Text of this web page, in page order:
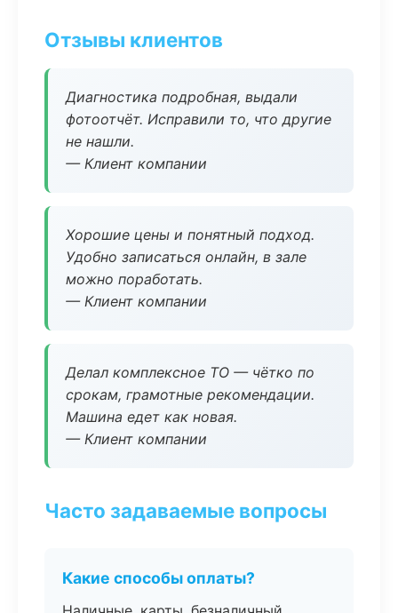
Отзывы клиентов
Диагностика подробная, выдали
фотоотчёт. Исправили то, что другие
не нашли.
— Клиент компании
Хорошие цены и понятный подход.
Удобно записаться онлайн, в зале
можно поработать.
— Клиент компании
Делал комплексное ТО — чётко по
срокам, грамотные рекомендации.
Машина едет как новая.
— Клиент компании
Часто задаваемые вопросы
Какие способы оплаты?